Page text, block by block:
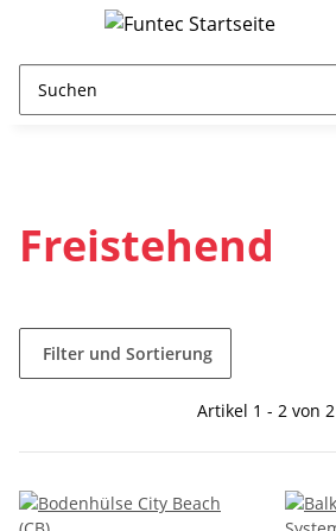
Freistehend
Filter und Sortierung
Artikel 1 - 2 von 2